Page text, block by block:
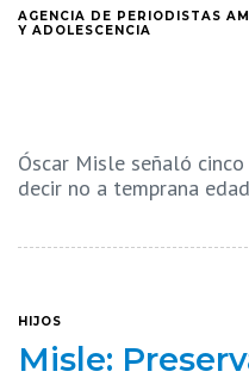
AGENCIA DE PERIODISTAS
Y ADOLESCENCIA
Óscar Misle señaló
decir no a temprana edad
HIJOS
Misle: